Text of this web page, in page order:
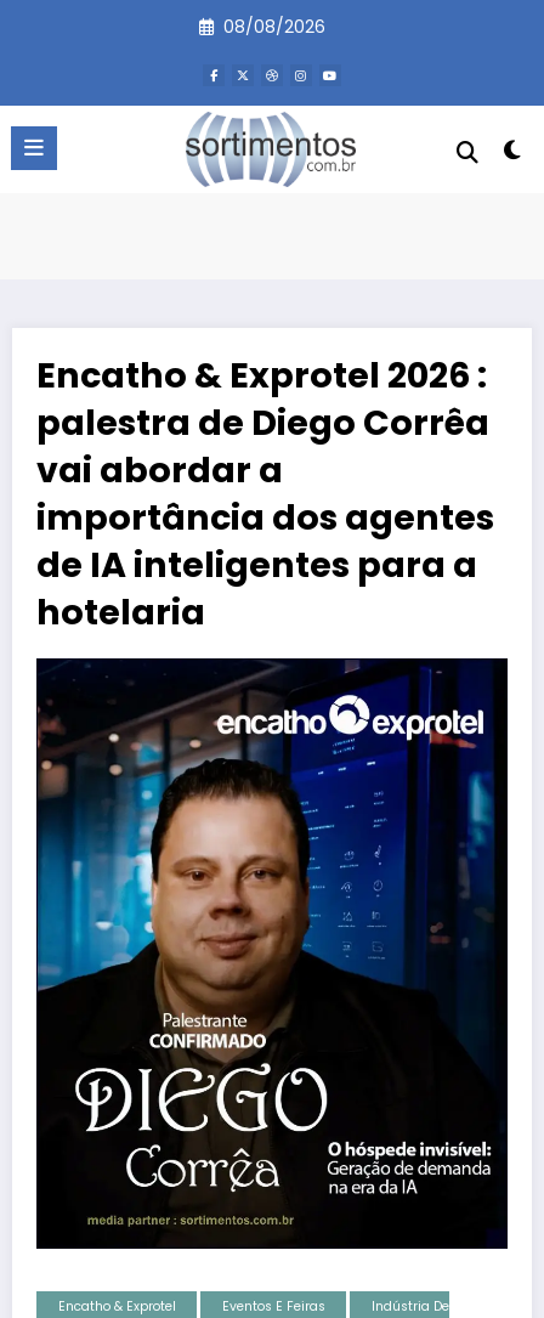
08/08/2026
Encatho & Exprotel 2026 :
palestra de Diego Corrêa
vai abordar a
importância dos agentes
de IA inteligentes para a
hotelaria
Encatho & Exprotel Eventos E Feiras
Indústria De